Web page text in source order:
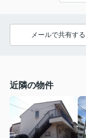
メールで共有する
近隣の物件